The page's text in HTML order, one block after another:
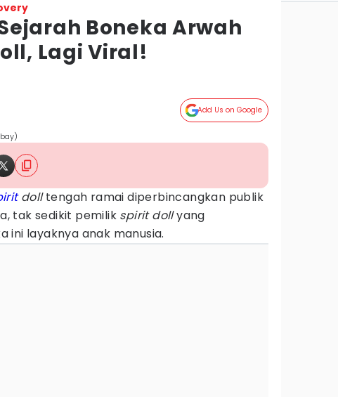
Boneka Arwah
Lagi Viral!
Add Us on Google
dolltengah ramai diperbincangkan publik
tak sedikit pemilik spirit dollyang
ini layaknya anak manusia.